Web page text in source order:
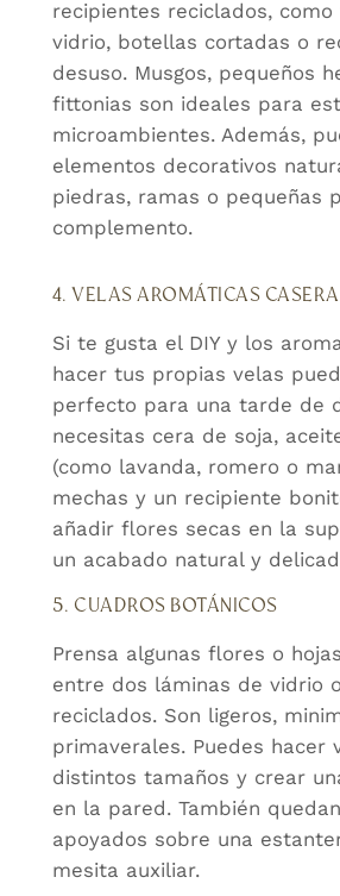
recipientes reciclados,
vidrio, botellas cortadas o
desuso. Musgos, pequeños
fittonias son ideales para
microambientes. Además,
elementos decorativos
piedras, ramas o pequeñas
complemento.
4. VELAS AROMÁTICAS
Si te gusta el DIY y los
hacer tus propias velas
perfecto para una tarde de
necesitas cera de soja,
(como lavanda, romero o
mechas y un recipiente
añadir flores secas en la
un acabado natural y
5. CUADROS BOTÁNICOS
Prensa algunas flores o
entre dos láminas de vidrio
reciclados. Son ligeros,
primaverales. Puedes hacer
distintos tamaños y crear
en la pared. También
apoyados sobre una
mesita auxiliar.